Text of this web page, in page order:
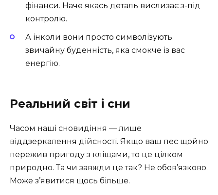
фінанси. Наче якась деталь вислизає з-під
контролю.
А інколи вони просто символізують
звичайну буденність, яка смокче із вас
енергію.
Реальний світ і сни
Часом наші сновидіння — лише
віддзеркалення дійсності. Якщо ваш пес щойно
пережив пригоду з кліщами, то це цілком
природно. Та чи завжди це так? Не обов’язково.
Може з’явитися щось більше.